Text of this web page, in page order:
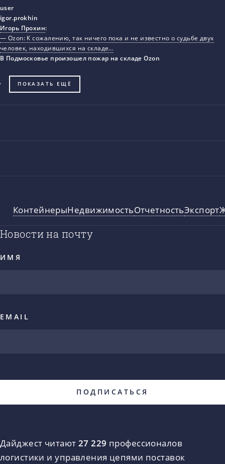
Игорь Прохин:
— Ozon: К сожалению, так ничего пока и не известно о судьбе двух
человек, находившихся на складе…
В Подмосковье произошел пожар на складе Ozon
ПОКАЗАТЬ ЕЩЁ
КонтейнерыНедвижимостьОтчетностьЭкспорт
Новости на почту
ИМЯ
EMAIL
Дайджест читают 27 229 профессионалов
логистики и управления цепями поставок